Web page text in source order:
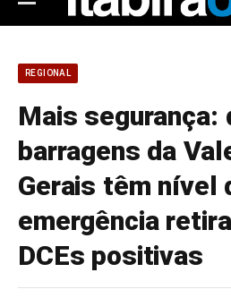
REGIONAL
Mais segurança:
barragens da
Gerais têm nível
emergência
DCEs positivas